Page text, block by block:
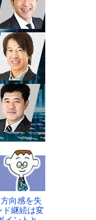
向感を失
ド継続は変